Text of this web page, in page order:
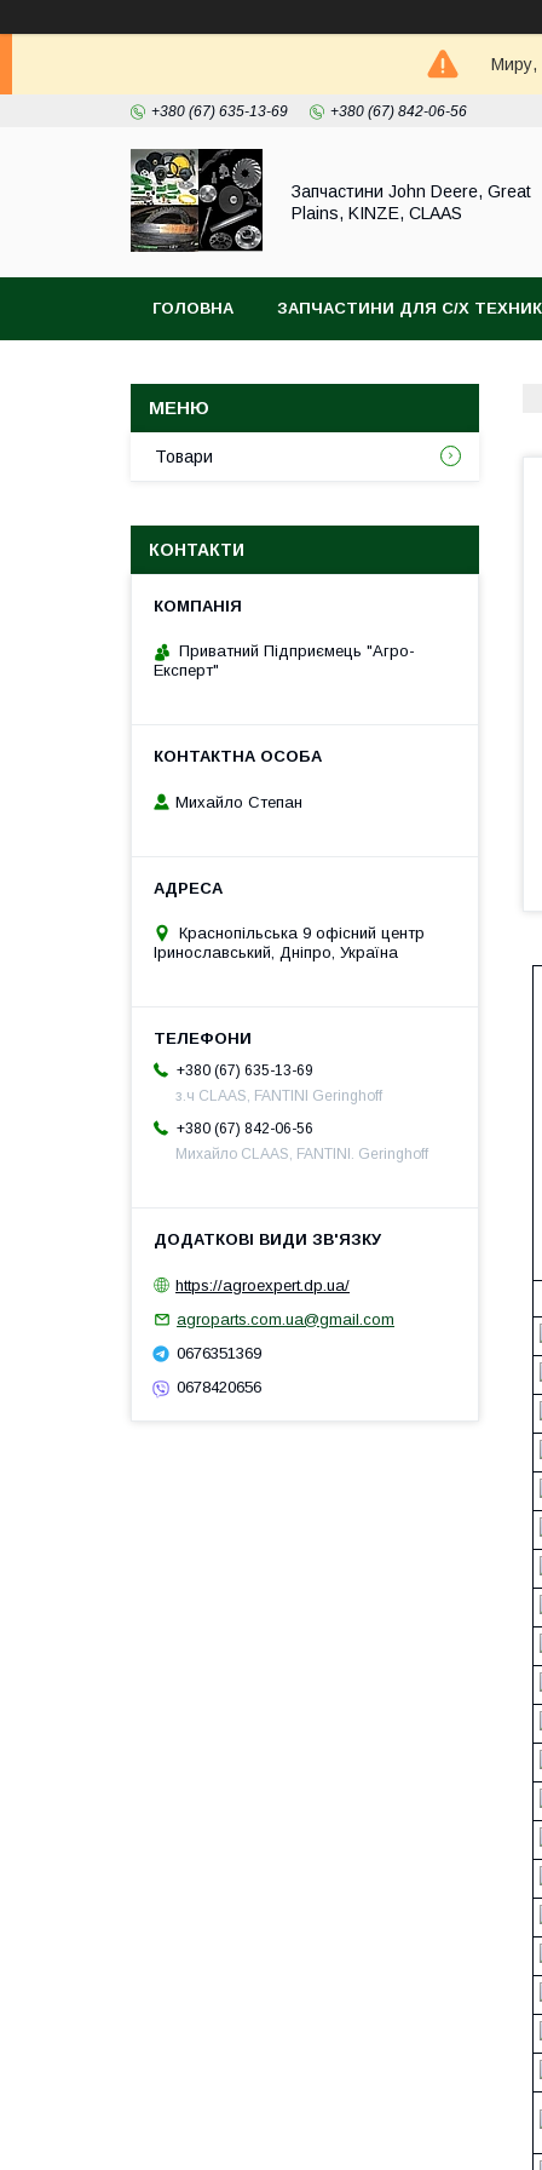
Миру,
+380 (67) 635-13-69 +380 (67) 842-06-56
Запчастини John Deere, Great
Plains, KINZE, CLAAS
ГОЛОВНА ЗАПЧАСТИНИ ДЛЯ С/Х
Товари
КОНТАКТИ
Приватний Підприємець "Агро-
Експерт"
Михайло Степан
Краснопільська 9 офісний центр
Іринославський, Дніпро, Україна
+380 (67) 635-13-69
з.ч CLAAS, FANTINI Geringhoff
+380 (67) 842-06-56
Михайло CLAAS, FANTINI. Geringhoff
https://agroexpert.dp.ua/
agroparts.com.ua@gmail.com
0676351369
0678420656